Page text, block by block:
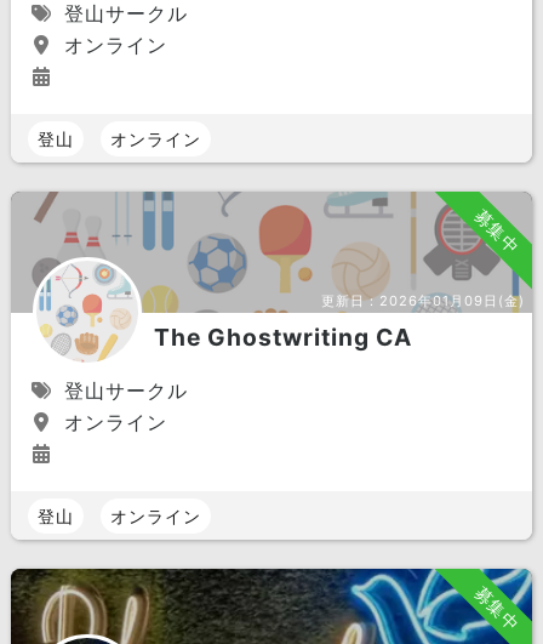
登山サークル
オンライン
登山 オンライン
募集中
更新日： 2026年01月09日(金)
The Ghostwriting CA
登山サークル
オンライン
登山 オンライン
募集中